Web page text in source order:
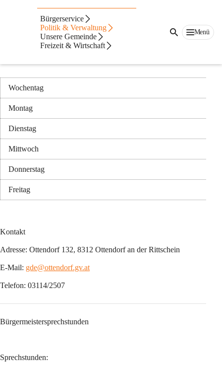
Bürgerservice
Politik & Verwaltung
Unsere Gemeinde
Freizeit & Wirtschaft
Menü
Verwaltung
Amtsstunden & Parteienverkehrszeiten
Wochentag
Montag
Dienstag
Mittwoch
Donnerstag
Freitag
Kontakt
Adresse: Ottendorf 132, 8312 Ottendorf an der Rittschein
E-Mail: gde@ottendorf.gv.at
Telefon: 03114/2507
Bürgermeistersprechstunden
Sprechstunden: